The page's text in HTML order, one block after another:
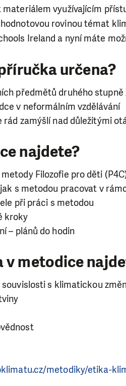
využívajícím
rovinou témat
Ireland a nyní máte
určena?
předmětů druhého stupně
v neformálním vzdělávání
rád zamýšlí nad důležitými
najdete?
Filozofie pro děti
s metodou pracovat v
při práci s metodou
kroky
– plánů do hodin
v metodice
s klimatickou
metodiky/etika-